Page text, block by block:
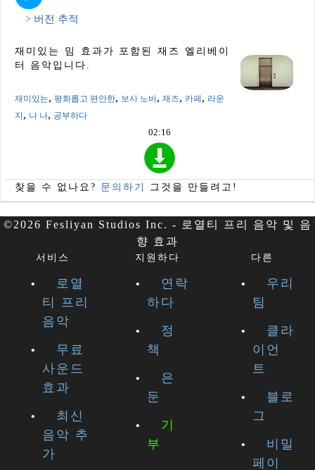
> 버전 추적
재미있는 밈 효과가 포함된 재즈 엘리베이
터 음악입니다.
재미있는, 평화롭고 편안한, 보사 노바, 재즈, 카페, 라운
지, 나 나, 공부하다
02:16
찾을 수 없나요? 문의하기 그것을 만들려고!
©2026 Fesliyan Studios Inc. - 로열티 프리 음악 및 음
향 효과
서비스
로열
티 프리
음악
무료
사운드
효과
최신
음악 추
가
지원하다
연락
하다
정
책
은
둔
기
부
다른
우리
팀
클라
이언
트
블로
그
비밀
페이